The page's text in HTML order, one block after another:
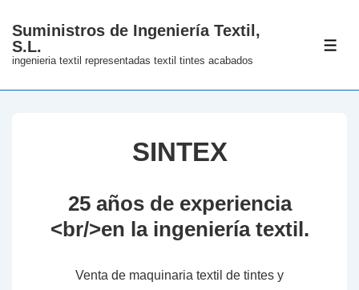
SkipSuministros de Ingeniería Textil,
S.L.
ingenieria textil representadas textil tintes acabados
SINTEX
25 años de experiencia
<br/>en la ingeniería textil.
Venta de maquinaria textil de tintes y